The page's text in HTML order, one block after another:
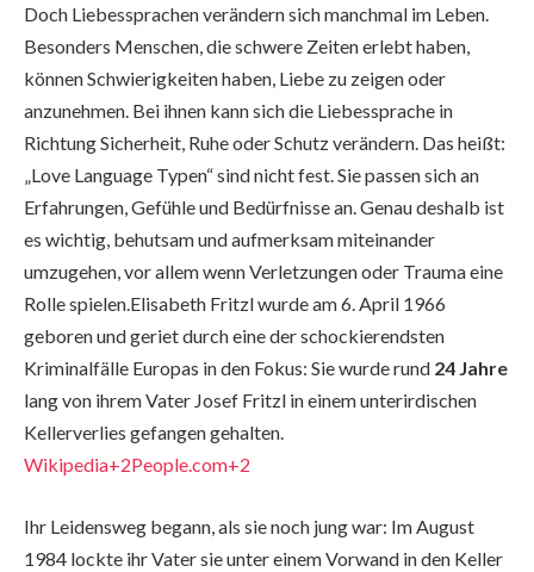
Doch Liebessprachen verändern sich manchmal im Leben.
Besonders Menschen, die schwere Zeiten erlebt haben,
können Schwierigkeiten haben, Liebe zu zeigen oder
anzunehmen. Bei ihnen kann sich die Liebessprache in
Richtung Sicherheit, Ruhe oder Schutz verändern. Das heißt:
„Love Language Typen“ sind nicht fest. Sie passen sich an
Erfahrungen, Gefühle und Bedürfnisse an. Genau deshalb ist
es wichtig, behutsam und aufmerksam miteinander
umzugehen, vor allem wenn Verletzungen oder Trauma eine
Rolle spielen.Elisabeth Fritzl wurde am 6. April 1966
geboren und geriet durch eine der schockierendsten
Kriminalfälle Europas in den Fokus: Sie wurde rund 24 Jahre
lang von ihrem Vater Josef Fritzl in einem unterirdischen
Kellerverlies gefangen gehalten.
Wikipedia+2People.com+2
Ihr Leidensweg begann, als sie noch jung war: Im August
1984 lockte ihr Vater sie unter einem Vorwand in den Keller